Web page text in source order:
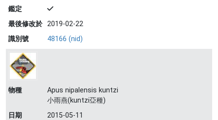
鑑定
最後修改於 2019-02-22
識別號
48166 (nid)
物種
Apus nipalensis kuntzi
小雨燕(kuntzi亞種)
日期
2015-05-11